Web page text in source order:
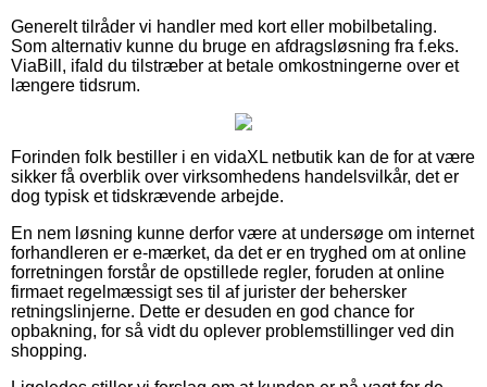
Generelt tilråder vi handler med kort eller mobilbetaling.
Som alternativ kunne du bruge en afdragsløsning fra f.eks.
ViaBill, ifald du tilstræber at betale omkostningerne over et
længere tidsrum.
Forinden folk bestiller i en vidaXL netbutik kan de for at være
sikker få overblik over virksomhedens handelsvilkår, det er
dog typisk et tidskrævende arbejde.
En nem løsning kunne derfor være at undersøge om internet
forhandleren er e-mærket, da det er en tryghed om at online
forretningen forstår de opstillede regler, foruden at online
firmaet regelmæssigt ses til af jurister der behersker
retningslinjerne. Dette er desuden en god chance for
opbakning, for så vidt du oplever problemstillinger ved din
shopping.